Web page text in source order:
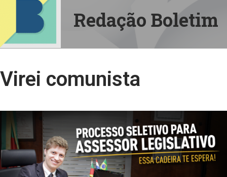
Redação Boletim
Virei comunista